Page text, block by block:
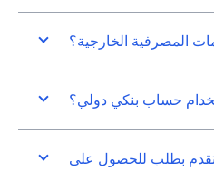
المصرفية الخارجية؟
حساب بنكي دولي؟
بطلب للحصول على